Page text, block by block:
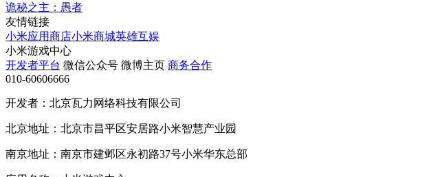
诡秘之主：愚者
友情链接
小米应用商店小米商城英雄互娱
小米游戏中心
开发者平台 微信公众号 微博主页 商务合作
010-60606666
开发者：北京瓦力网络科技有限公司
北京地址：北京市昌平区安居路小米智慧产业园
南京地址：南京市建邺区永初路37号小米华东总部